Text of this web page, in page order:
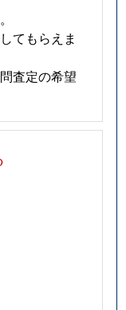
てもらえま
査定の希望